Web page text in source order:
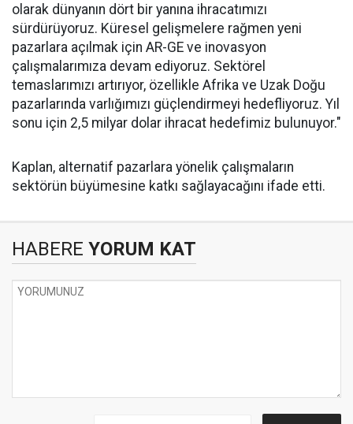
olarak dünyanın dört bir yanına ihracatımızı
sürdürüyoruz. Küresel gelişmelere rağmen yeni
pazarlara açılmak için AR-GE ve inovasyon
çalışmalarımıza devam ediyoruz. Sektörel
temaslarımızı artırıyor, özellikle Afrika ve Uzak Doğu
pazarlarında varlığımızı güçlendirmeyi hedefliyoruz. Yıl
sonu için 2,5 milyar dolar ihracat hedefimiz bulunuyor."
Kaplan, alternatif pazarlara yönelik çalışmaların
sektörün büyümesine katkı sağlayacağını ifade etti.
HABERE YORUM KAT